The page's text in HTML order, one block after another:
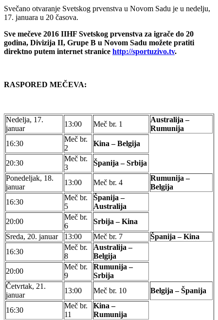
Svečano otvaranje Svetskog prvenstva u Novom Sadu je u nedelju,
17. januara u 20 časova.
Sve mečeve 2016 IIHF Svetskog prvenstva za igrače do 20
godina, Divizija II, Grupe B u Novom Sadu možete pratiti
direktno putem internet stranice http://sportuzivo.tv.
RASPORED MEČEVA:
Nedelja, 17.
januar
13:00 Meč br. 1
Australija –
Rumunija
16:30
Meč br.
2
Kina – Belgija
20:30
Meč br.
3
Španija – Srbija
Ponedeljak, 18.
januar
13:00 Meč br. 4
Rumunija –
Belgija
16:30
Meč br.
5
Španija –
Australija
20:00
Meč br.
6
Srbija – Kina
Sreda, 20. januar
13:00 Meč br. 7
Španija – Kina
16:30
Meč br.
8
Australija –
Belgija
20:00
Meč br.
9
Rumunija –
Srbija
Četvrtak, 21.
januar
13:00 Meč br. 10 Belgija – Španija
16:30
Meč br.
11
Kina –
Rumunija